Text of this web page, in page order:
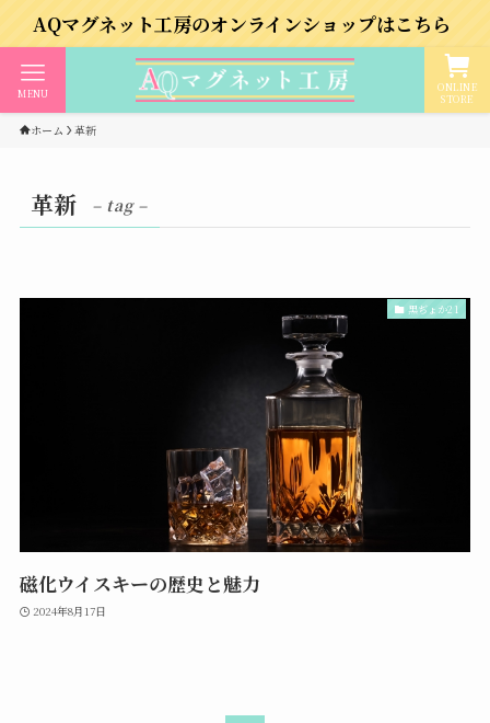
グネット工房のオンラインショップはこちら
ONLINE
STORE
MENU
ホーム 革新
革新 – tag –
黒ぢょか21
磁化ウイスキーの歴史と魅力
2024年8月17日